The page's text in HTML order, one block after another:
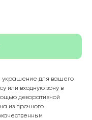
украшение для вашего
или входную зону в
декоративной
из прочного